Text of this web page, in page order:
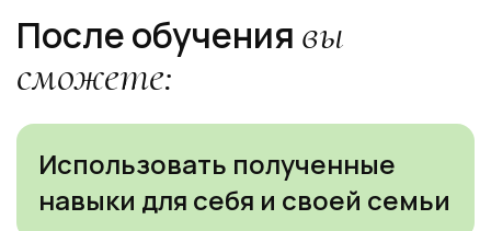
После обучения вы
сможете:
Использовать полученные
навыки для себя и своей семьи